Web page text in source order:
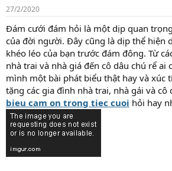
g
27/2/2020
Đám cưới đám hỏi là một dịp quan
của đời người. Đây cũng là dịp thể hiện
khéo léo của bạn trước đám đông. Từ
nhà trai và nhà giá đến cô dâu chú rể ai
mình một bài phát biểu thật hay và xúc
tặng các gia đình nhà trai, nhà gái và cô
bieu cam on trong tiec cuoi hỏi hay